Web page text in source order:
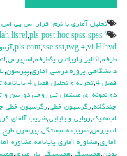
تحليل آماري با نرم افزار اس پي
\hdhdd
lah,lisrel,pls,post hoc,spss,spss-
pls.com,sse,sst,twg 4,vi Hlhvd
,
طرفه,آنالیز واریانس یکطرفه,اسپیرمن,
دانشگاهی,پروژه درسی آماری,پیرسون,
فصل 4
,تجزیه و تحلیل فصل 4 پایانامه ,
دو نمونه ای مستقل,تی زوجی,دوربین
چندگانه,رگرسیون خطی,رگرسیون خطی
لجستیک,روایی و پایایی,ضریب آلفای
اسپیرمن,ضریب همبستگی پیرسون,طرح
آماری,مشاوره آماری پایانامه,مشاوره